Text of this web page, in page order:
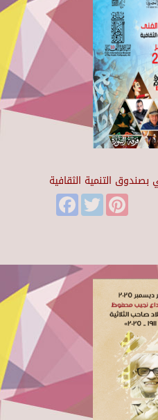
بصندوق التنمية الثقافية
FacebookTwitter